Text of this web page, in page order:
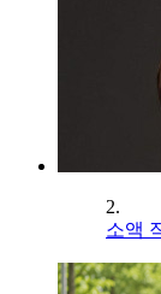
2.
소액